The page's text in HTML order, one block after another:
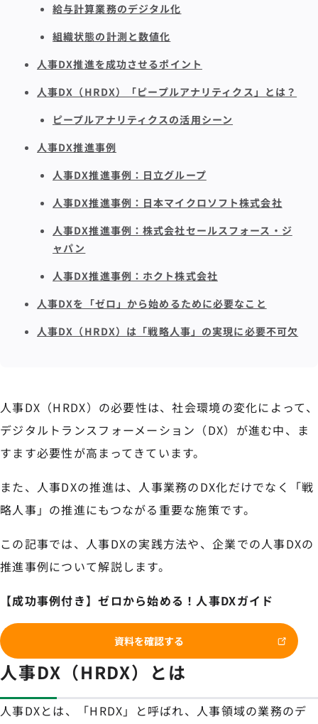
給与計算業務のデジタル化
組織状態の計測と数値化
人事DX推進を成功させるポイント
人事DX（HRDX）「ピープルアナリティクス」とは？
ピープルアナリティクスの活用シーン
人事DX推進事例
人事DX推進事例：日立グループ
人事DX推進事例：日本マイクロソフト株式会社
人事DX推進事例：株式会社セールスフォース・ジ
ャパン
人事DX推進事例：ホクト株式会社
人事DXを「ゼロ」から始めるために必要なこと
人事DX（HRDX）は「戦略人事」の実現に必要不可欠
人事DX（HRDX）の必要性は、社会環境の変化によって、
デジタルトランスフォーメーション（DX）が進む中、ま
すます必要性が高まってきています。
また、人事DXの推進は、人事業務のDX化だけでなく「戦
略人事」の推進にもつながる重要な施策です。
この記事では、人事DXの実践方法や、企業での人事DXの
推進事例について解説します。
【成功事例付き】ゼロから始める！人事DXガイド
資料を確認する
人事DX（HRDX）とは
人事DXとは、「HRDX」と呼ばれ、人事領域の業務のデ